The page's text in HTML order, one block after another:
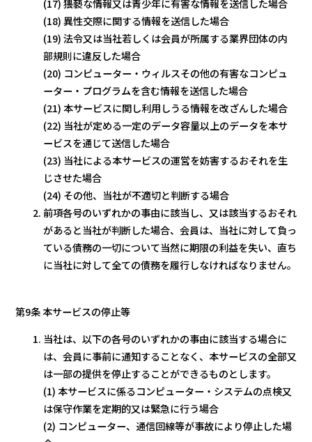
(17) 猥褻な情報又は青少年に有害な情報を送信した場合
(18) 異性交際に関する情報を送信した場合
(19) 法令又は当社若しくは会員が所属する業界団体の内
部規則に違反した場合
(20) コンピューター・ウィルスその他の有害なコンピュ
ーター・プログラムを含む情報を送信した場合
(21) 本サービスに関し利用しうる情報を改ざんした場合
(22) 当社が定める一定のデータ容量以上のデータを本サ
ービスを通じて送信した場合
(23) 当社による本サービスの運営を妨害するおそれを生
じさせた場合
(24) その他、当社が不適切と判断する場合
前項各号のいずれかの事由に該当し、又は該当するおそれ
があると当社が判断した場合、会員は、当社に対して負っ
ている債務の一切について当然に期限の利益を失い、直ち
に当社に対して全ての債務を履行しなければなりません。
第9条 本サービスの停止等
当社は、以下の各号のいずれかの事由に該当する場合に
は、会員に事前に通知することなく、本サービスの全部又
は一部の提供を停止することができるものとします。
(1) 本サービスに係るコンピューター・システムの点検又
は保守作業を定期的又は緊急に行う場合
(2) コンピューター、通信回線等が事故により停止した場